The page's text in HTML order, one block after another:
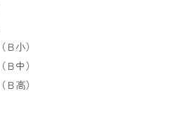
小）
中）
高）